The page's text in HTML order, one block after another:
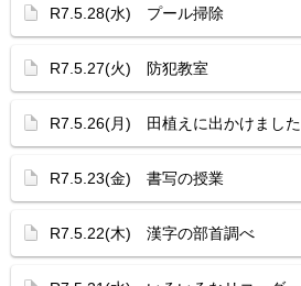
R7.5.28(水) プール掃除
R7.5.27(火) 防犯教室
R7.5.26(月) 田植えに出かけました
R7.5.23(金) 書写の授業
R7.5.22(木) 漢字の部首調べ